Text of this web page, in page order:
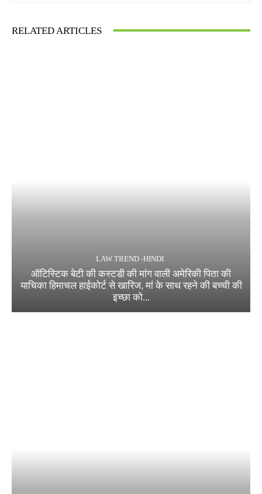
RELATED ARTICLES
LAW TREND -HINDI
ऑटिस्टिक बेटी की कस्टडी की मांग वाली अमेरिकी पिता की
याचिका हिमाचल हाईकोर्ट से खारिज, मां के साथ रहने की बच्ची की
इच्छा को...